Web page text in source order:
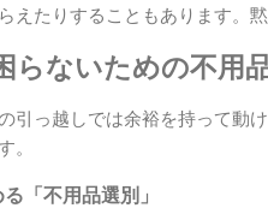
えたりすることもあります。
らないための不用
引っ越しでは余裕を持って動
。
「不用品選別」